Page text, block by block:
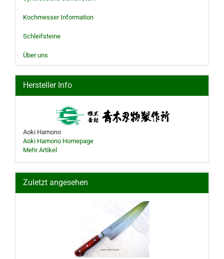
Kochmesser Information
Schleifsteine
Über uns
Hersteller Info
Aoki Hamono
Aoki Hamono Homepage
Mehr Artikel
Zuletzt angesehen